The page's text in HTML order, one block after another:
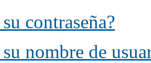
contraseña?
nombre de